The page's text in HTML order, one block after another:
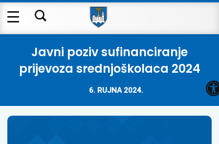
Javni poziv sufinanciranje
prijevoza srednjoškolaca 2024
6. RUJNA 2024.